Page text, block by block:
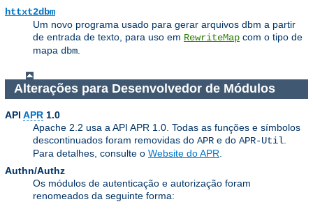
httxt2dbm
Um novo programa usado para gerar arquivos dbm a partir
de entrada de texto, para uso em RewriteMap com o tipo de
mapa dbm
Alterações para Desenvolvedor de Módulos
API APR 1.0
Apache 2.2 usa a API APR 1.0. Todas as funções e símbolos
descontinuados foram removidas do APR e do APR-Util
Para detalhes, consulte o Website do APR
Authn/Authz
Os módulos de autenticação e autorização foram
renomeados da seguinte forma: